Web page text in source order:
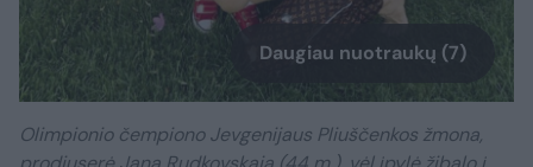
Daugiau nuotraukų (7)
Olimpionio čempiono Jevgenijaus Pliuščenkos žmona,